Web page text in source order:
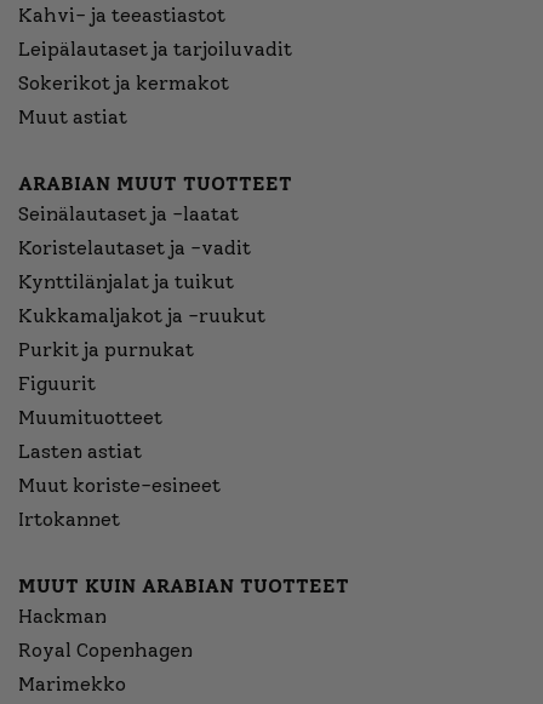
Kahvi- ja teeastiastot
Leipälautaset ja tarjoiluvadit
Sokerikot ja kermakot
Muut astiat
ARABIAN MUUT TUOTTEET
Seinälautaset ja -laatat
Koristelautaset ja -vadit
Kynttilänjalat ja tuikut
Kukkamaljakot ja -ruukut
Purkit ja purnukat
Figuurit
Muumituotteet
Lasten astiat
Muut koriste-esineet
Irtokannet
MUUT KUIN ARABIAN TUOTTEET
Hackman
Royal Copenhagen
Marimekko